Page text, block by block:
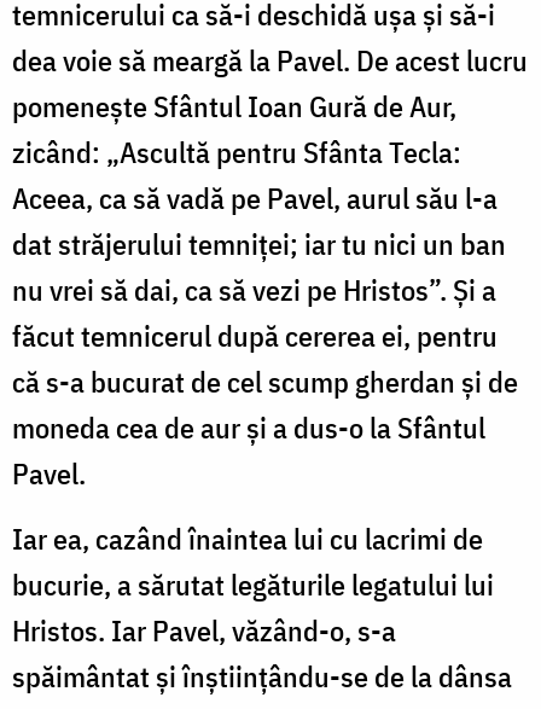
temnicerului ca să-i deschidă ușa și să-i
dea voie să meargă la Pavel. De acest lucru
pomenește Sfântul Ioan Gură de Aur,
zicând: „Ascultă pentru Sfânta Tecla:
Aceea, ca să vadă pe Pavel, aurul său l-a
dat străjerului temniței; iar tu nici un ban
nu vrei să dai, ca să vezi pe Hristos”. Și a
făcut temnicerul după cererea ei, pentru
că s-a bucurat de cel scump gherdan și de
moneda cea de aur și a dus-o la Sfântul
Pavel.
Iar ea, cazând înaintea lui cu lacrimi de
bucurie, a sărutat legăturile legatului lui
Hristos. Iar Pavel, văzând-o, s-a
spăimântat și înștiințându-se de la dânsa